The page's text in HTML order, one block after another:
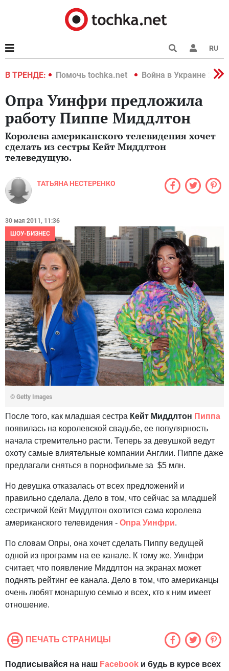
RU
В ТРЕНДЕ:
2022 Помочь tochka.net Война в Украине 2022
Опра Уинфри предложила
работу Пиппе Миддлтон
Королева американского телевидения хочет
сделать из сестры Кейт Миддлтон
телеведущую.
ТАТЬЯНА НЕСТЕРЕНКО
30 мая 2011, 11:36
ШОУ-БИЗНЕС
© Getty Images
После того, как младшая сестра Кейт Миддлтон Пиппа
появилась на королевской свадьбе, ее популярность
начала стремительно расти. Теперь за девушкой ведут
охоту самые влиятельные компании Англии. Пиппе даже
предлагали сняться в порнофильме за $5 млн.
Но девушка отказалась от всех предложений и
правильно сделала. Дело в том, что сейчас за младшей
сестричкой Кейт Миддлтон охотится сама королева
американского телевидения - Опра Уинфри.
По словам Опры, она хочет сделать Пиппу ведущей
одной из программ на ее канале. К тому же, Уинфри
считает, что появление Миддлтон на экранах может
поднять рейтинг ее канала. Дело в том, что американцы
очень любят монаршую семью и всех, кто к ним имеет
отношение.
ПЕЧАТЬ СТРАНИЦЫ
Подписывайся на наш Facebook и будь в курсе всех